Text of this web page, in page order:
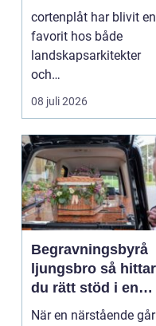
cortenplåt har blivit en
favorit hos både
landskapsarkitekter
och
trädgårdsentusiaster.
Det är ett m...
08 juli 2026
Begravningsbyrå
ljungsbro så hittar
du rätt stöd i en
svår tid
När en närstående går